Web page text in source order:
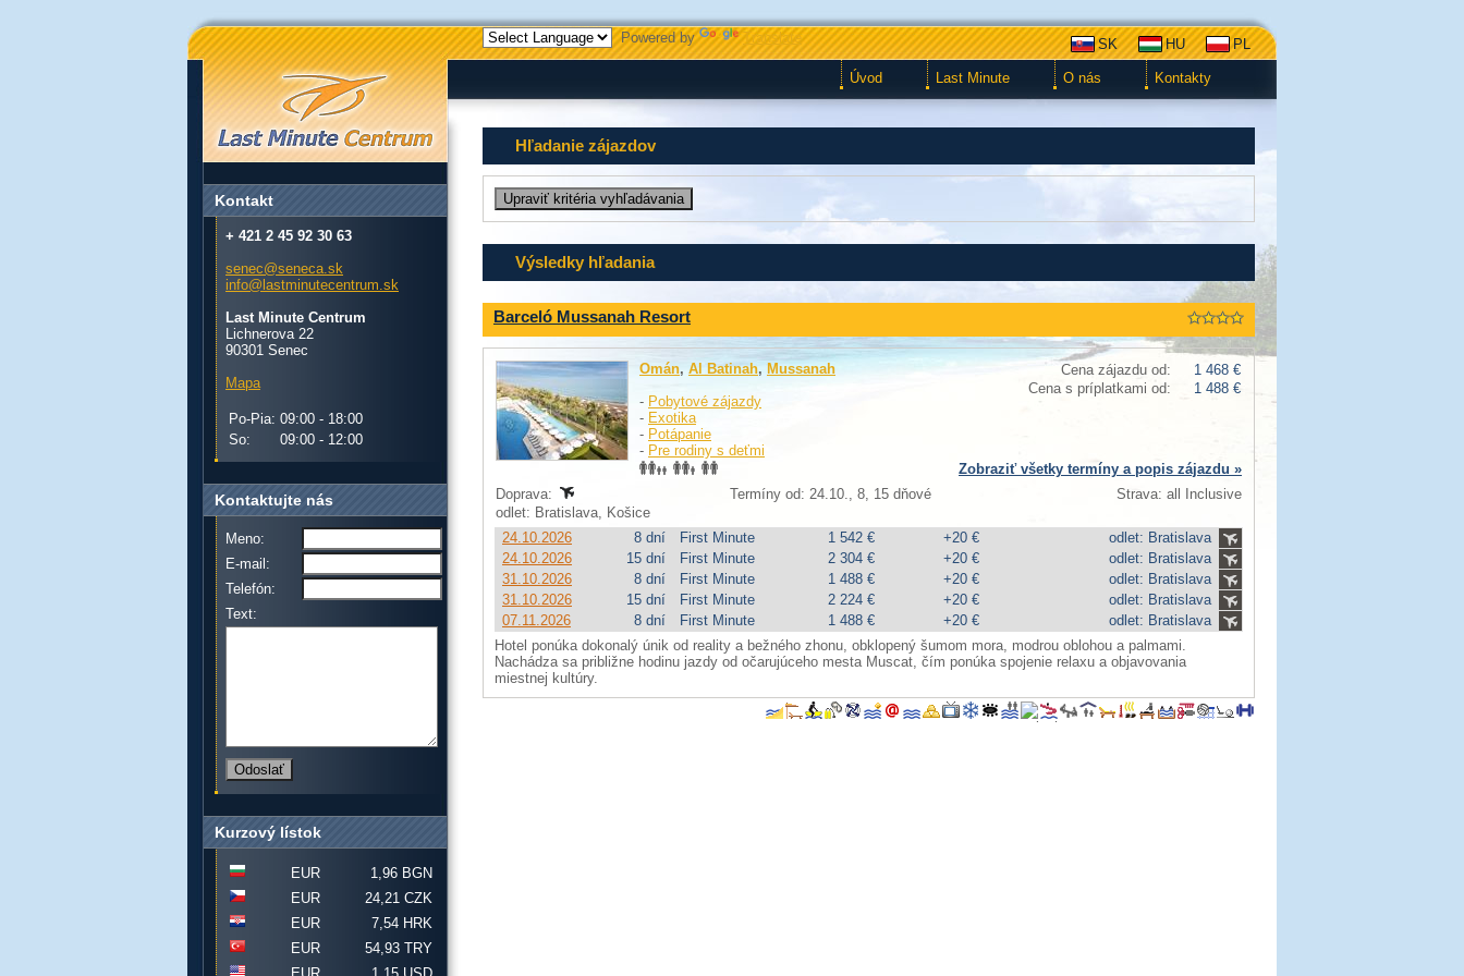
Powered by Translate SK HU PL
Úvod Last Minute O nás Kontakty
Hľadanie zájazdov
Výsledky hľadania
Barceló Mussanah Resort
Cena zájazdu od:
1 468 €
Cena s príplatkami od:
1 488 €
Omán, Al Batinah, Mussanah
- Pobytové zájazdy
- Exotika
- Potápanie
- Pre rodiny s deťmi
Zobraziť všetky termíny a popis zájazdu »
Doprava:
Termíny od: 24.10., 8, 15 dňové
Strava: all Inclusive
odlet: Bratislava, Košice
24.10.2026
8 dní First Minute 1 542 € +20 €
odlet: Bratislava
24.10.2026
15 dní First Minute 2 304 € +20 €
odlet: Bratislava
31.10.2026
8 dní First Minute 1 488 € +20 €
odlet: Bratislava
31.10.2026
15 dní First Minute 2 224 € +20 €
odlet: Bratislava
07.11.2026
8 dní First Minute 1 488 € +20 €
odlet: Bratislava
Hotel ponúka dokonalý únik od reality a bežného zhonu, obklopený šumom mora, modrou oblohou a palmami.
Nachádza sa približne hodinu jazdy od očarujúceho mesta Muscat, čím ponúka spojenie relaxu a objavovania
miestnej kultúry.
Kontakt
+ 421 2 45 92 30 63
senec@seneca.sk
info@lastminutecentrum.sk
Last Minute Centrum
Lichnerova 22
90301 Senec
Mapa
Po-Pia: 09:00 - 18:00
So:
09:00 - 12:00
Kontaktujte nás
Meno:
E-mail:
Telefón:
Text:
Kurzový lístok
EUR
1,96 BGN
EUR
24,21 CZK
EUR
7,54 HRK
EUR
54,93 TRY